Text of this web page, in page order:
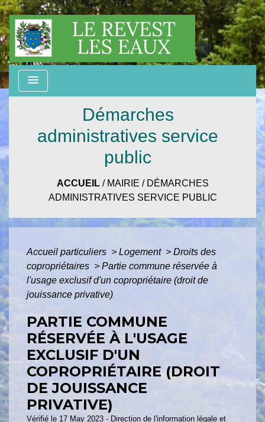
menu
Démarches
administratives service
public
ACCUEIL/ MAIRIE / DÉMARCHES
ADMINISTRATIVES SERVICE PUBLIC
Accueil particuliers > Logement > Droits des
copropriétaires > Partie commune réservée à
l'usage exclusif d'un copropriétaire (droit de
jouissance privative)
PARTIE COMMUNE
RÉSERVÉE À L'USAGE
EXCLUSIF D'UN
COPROPRIÉTAIRE (DROIT
DE JOUISSANCE
PRIVATIVE)
Vérifié le 17 May 2023 - Direction de l'information légale et